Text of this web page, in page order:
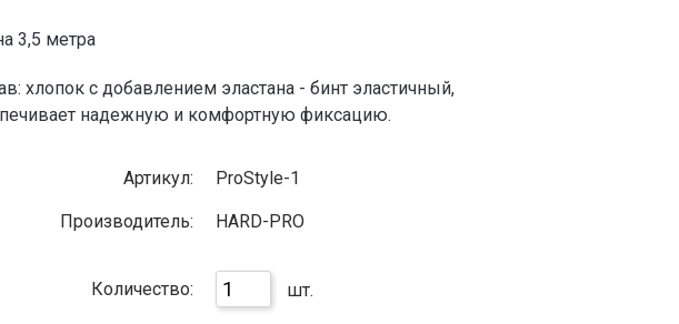
3,5 метра
хлопок с добавлением эластана - бинт эластичный,
надежную и комфортную фиксацию.
Артикул: ProStyle-1
Производитель: HARD-PRO
Количество:
шт.